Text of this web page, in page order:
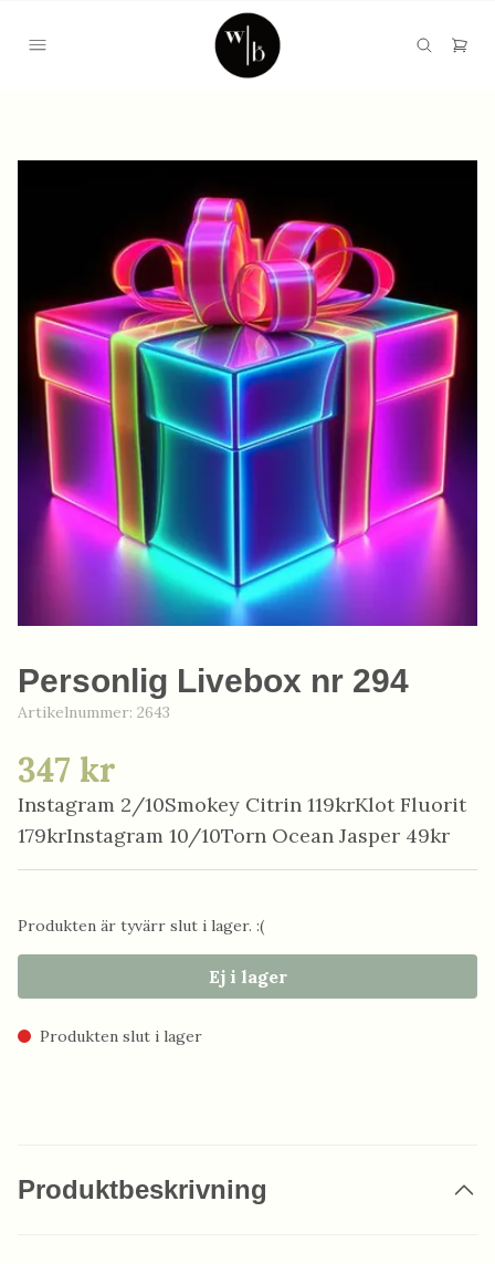
Personlig Livebox nr 294
Artikelnummer: 2643
347 kr
Instagram 2/10Smokey Citrin 119krKlot Fluorit
179krInstagram 10/10Torn Ocean Jasper 49kr
Produkten är tyvärr slut i lager. :(
Ej i lager
Produkten slut i lager
Produktbeskrivning